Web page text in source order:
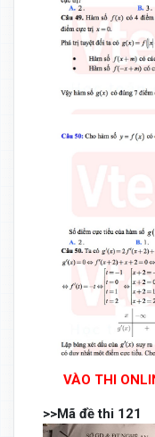
VÀO THI
>>Mã đề thi 121